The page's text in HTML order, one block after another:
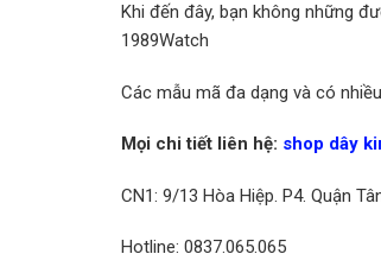
Khi đến đây, bạn không những
1989Watch
Các mẫu mã đa dạng và có
Mọi chi tiết liên hệ: shop dây
CN1: 9/13 Hòa Hiệp. P4. Quận
Hotline: 0837.065.065